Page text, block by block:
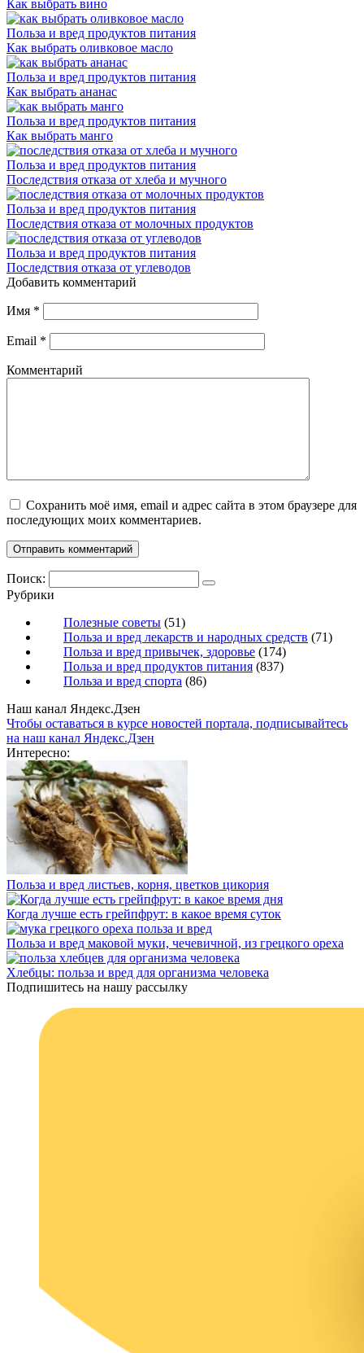
Как выбрать вино
Польза и вред продуктов питания
Как выбрать оливковое масло
Польза и вред продуктов питания
Как выбрать ананас
Польза и вред продуктов питания
Как выбрать манго
Польза и вред продуктов питания
Последствия отказа от хлеба и мучного
Польза и вред продуктов питания
Последствия отказа от молочных продуктов
Польза и вред продуктов питания
Последствия отказа от углеводов
Добавить комментарий
Имя *
Email *
Комментарий
Сохранить моё имя, email и адрес сайта в этом браузере для
последующих моих комментариев.
Поиск:
Рубрики
Полезные советы (51)
Польза и вред лекарств и народных средств (71)
Польза и вред привычек, здоровье (174)
Польза и вред продуктов питания (837)
Польза и вред спорта (86)
Наш канал Яндекс.Дзен
Чтобы оставаться в курсе новостей портала, подписывайтесь
на наш канал Яндекс.Дзен
Интересно:
Польза и вред листьев, корня, цветков цикория
Когда лучше есть грейпфрут: в какое время суток
Польза и вред маковой муки, чечевичной, из грецкого ореха
Хлебцы: польза и вред для организма человека
Подпишитесь на нашу рассылку